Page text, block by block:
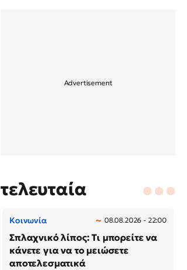
τελευταία
Κοινωνία 08.08.2026 - 22:00
Σπλαχνικό λίπος: Τι μπορείτε να
κάνετε για να το μειώσετε
αποτελεσματικά